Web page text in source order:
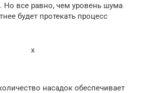
все равно, чем уровень шума
будет протекать процесс
x
насадок обеспечивает